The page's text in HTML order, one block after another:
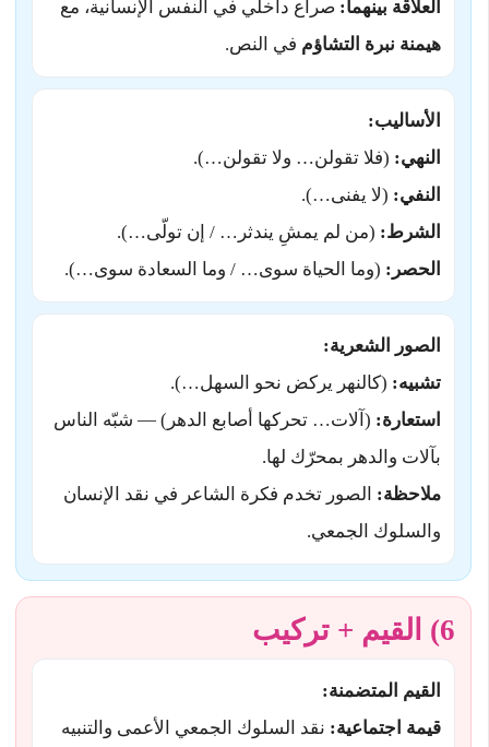
العلاقة بينهما: صراع داخلي في النفس الإنسانية، مع
هيمنة نبرة التشاؤم في النص.
الأساليب:
النهي: (فلا تقولن… ولا تقولن…).
النفي: (لا يفنى…).
الشرط: (من لم يمشِ يندثر… / إن تولّى…).
الحصر: (وما الحياة سوى… / وما السعادة سوى…).
الصور الشعرية:
تشبيه: (كالنهر يركض نحو السهل…).
استعارة: (آلات… تحركها أصابع الدهر) — شبّه الناس
بآلات والدهر بمحرّك لها.
ملاحظة: الصور تخدم فكرة الشاعر في نقد الإنسان
والسلوك الجمعي.
6) القيم + تركيب
القيم المتضمنة:
قيمة اجتماعية: نقد السلوك الجمعي الأعمى والتنبيه